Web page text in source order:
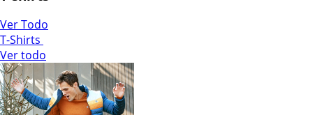
Ver Todo
T-Shirts
Ver todo